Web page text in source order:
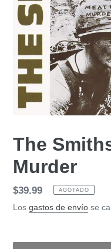
The
Murder
Precio
habitual
$39.99 AGOTADO
Los gastos de envío se